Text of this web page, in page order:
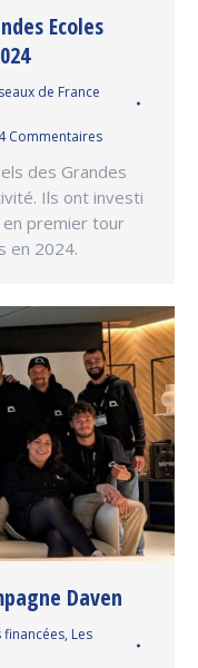
Ecoles
de France
Commentaires
des Grandes
Ils ont investi
premier tour
en 2024.
Daven
financées, Les